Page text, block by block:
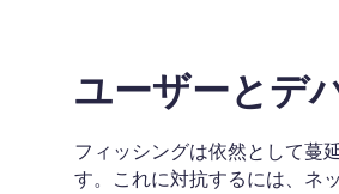
ユーザーとデ
フィッシングは依然として蔓
す。これに対抗するには、ネ